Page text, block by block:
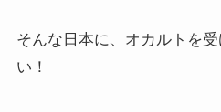
そんな日本に、オカルトを
い！